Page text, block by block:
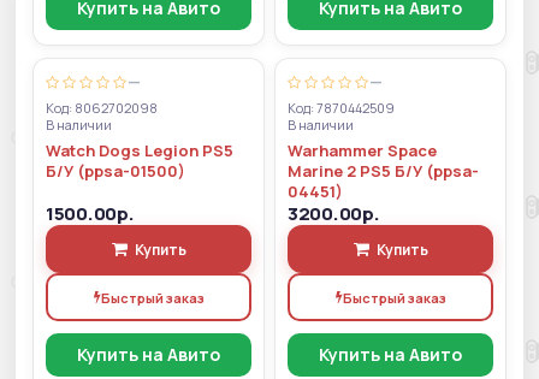
Купить на Авито Купить на Авито
—
Код: 8062702098
В наличии
Watch Dogs Legion PS5
Б/У (ppsa-01500)
1500.00р.
Купить
Быстрый заказ
Купить на Авито
—
Код: 7870442509
В наличии
Warhammer Space
Marine 2 PS5 Б/У (ppsa-
04451)
3200.00р.
Купить
Быстрый заказ
Купить на Авито